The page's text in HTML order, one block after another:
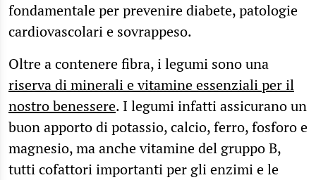
fondamentale per prevenire diabete, patologie
cardiovascolari e sovrappeso.
Oltre a contenere fibra, i legumi sono una
riserva di minerali e vitamine essenziali per il
nostro benessere. I legumi infatti assicurano un
buon apporto di potassio, calcio, ferro, fosforo e
magnesio, ma anche vitamine del gruppo B,
tutti cofattori importanti per gli enzimi e le